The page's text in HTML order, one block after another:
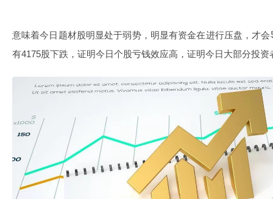
意味着今日题材股明显处于弱势，明显有资金在进行压盘，才
有4175股下跌，证明今日个股亏钱效应高，证明今日大部分投